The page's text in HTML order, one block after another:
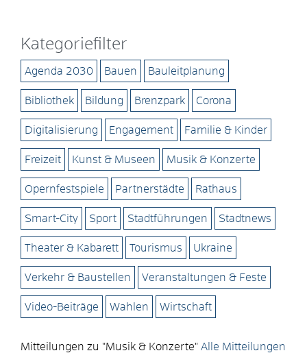
Kategoriefilter
Agenda 2030 Bauen Bauleitplanung
Bibliothek Bildung Brenzpark Corona
Digitalisierung Engagement Familie & Kinder
Freizeit Kunst & Museen Musik & Konzerte
Opernfestspiele Partnerstädte Rathaus
Smart-City Sport Stadtführungen Stadtnews
Theater & Kabarett Tourismus Ukraine
Verkehr & Baustellen Veranstaltungen & Feste
Video-Beiträge Wahlen Wirtschaft
Mitteilungen zu "Musik & Konzerte" Alle Mitteilungen